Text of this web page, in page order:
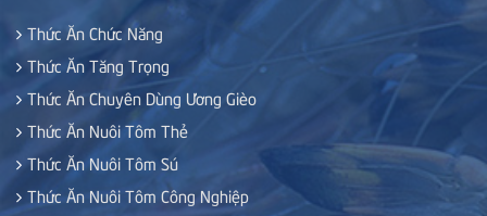
Thức Ăn Chức Năng
Thức Ăn Tăng Trọng
Thức Ăn Chuyên Dùng Ương Gièo
Thức Ăn Nuôi Tôm Thẻ
Thức Ăn Nuôi Tôm Sú
Thức Ăn Nuôi Tôm Công Nghiệp